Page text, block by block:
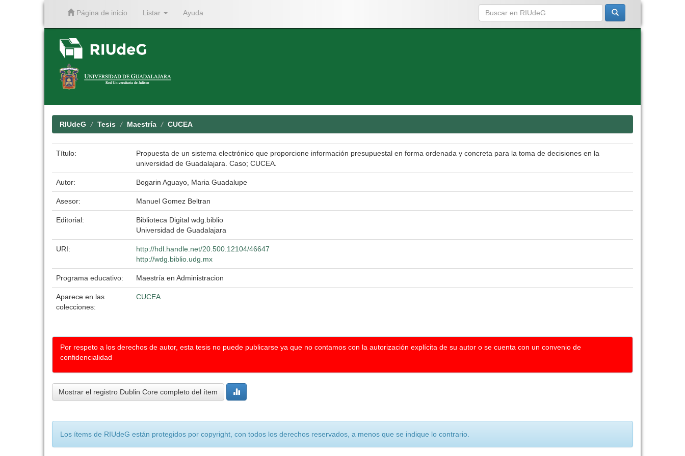
Página de inicio Listar Ayuda
RIUdeG Tesis Maestría CUCEA
Título:
Propuesta de un sistema electrónico que proporcione información presupuestal en forma ordenada y concreta para la toma de decisiones en la
universidad de Guadalajara. Caso; CUCEA.
Autor: Bogarin Aguayo, Maria Guadalupe
Asesor: Manuel Gomez Beltran
Editorial:
Biblioteca Digital wdg.biblio
Universidad de Guadalajara
URI:
http://hdl.handle.net/20.500.12104/46647
http://wdg.biblio.udg.mx
Programa educativo: Maestría en Administracion
Aparece en las
colecciones:
CUCEA
Por respeto a los derechos de autor, esta tesis no puede publicarse ya que no contamos con la autorización explícita de su autor o se cuenta con un convenio de
confidencialidad
Mostrar el registro Dublin Core completo del ítem
Los ítems de RIUdeG están protegidos por copyright, con todos los derechos reservados, a menos que se indique lo contrario.